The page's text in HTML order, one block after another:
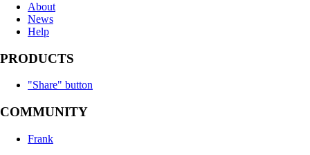
About
News
Help
PRODUCTS
"Share" button
COMMUNITY
Frank